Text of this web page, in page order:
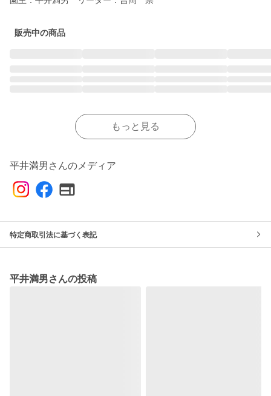
販売中の商品
もっと見る
平井満男さんのメディア
特定商取引法に基づく表記
平井満男さんの投稿